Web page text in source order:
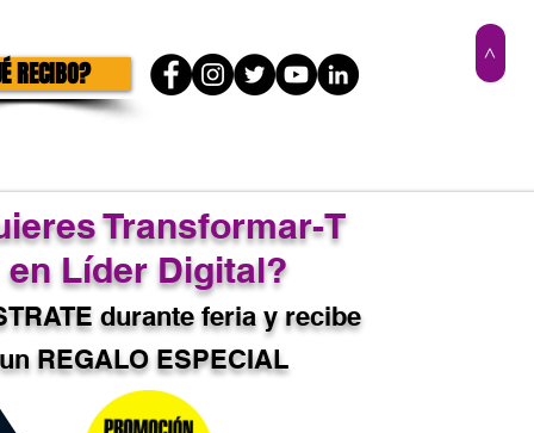
>
RECIBO?
Transformar-T
en Líder Digital?
durante feria y recibe
un REGALO ESPECIAL